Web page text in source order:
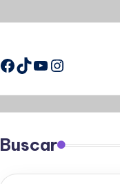
Facebook
TikTok
YouTube
Instagram
Buscar